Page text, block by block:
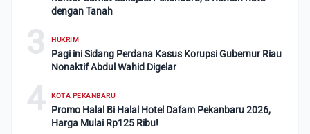
dengan Tanah
3 HUKRIM
Pagi ini Sidang Perdana Kasus Korupsi Gubernur Riau
Nonaktif Abdul Wahid Digelar
4 KOTA PEKANBARU
Promo Halal Bi Halal Hotel Dafam Pekanbaru 2026,
Harga Mulai Rp125 Ribu!